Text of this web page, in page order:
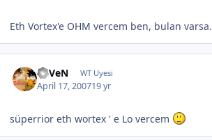
Eth Vortex'e OHM vercem ben, bulan varsa.
RaVeN WT Uyesi
April 17, 200719 yr
süperrior eth wortex ' e Lo vercem